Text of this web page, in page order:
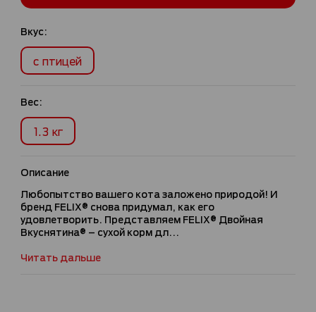
Вкус:
с птицей
Вес:
1.3 кг
Описание
Любопытство вашего кота заложено природой! И
бренд FELIX® снова придумал, как его
удовлетворить. Представляем FELIX® Двойная
Вкуснятина® – сухой корм дл...
Читать дальше